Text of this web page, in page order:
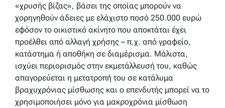
«χρυσής βίζας», βάσει της οποίας μπορούν να
χορηγηθούν άδειες με ελάχιστο ποσό 250.000 ευρώ
εφόσον το οικιστικό ακίνητο που αποκτάται έχει
προέλθει από αλλαγή χρήσης – π.χ. από γραφείο,
κατάστημα ή αποθήκη σε διαμέρισμα. Μάλιστα,
ισχύει περιορισμός στην εκμετάλλευσή του, καθώς
απαγορεύεται η μετατροπή του σε κατάλυμα
βραχυχρόνιας μίσθωσης και ο επενδυτής μπορεί να το
χρησιμοποιήσει μόνο για μακροχρόνια μίσθωση